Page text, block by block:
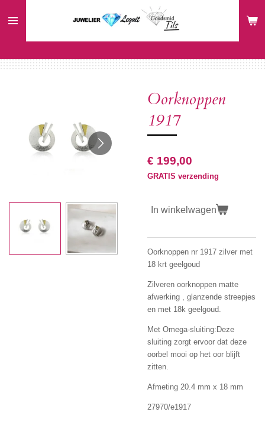
direct
hoofdinhoud
Oorknoppen
1917
€ 199,00
GRATIS verzending
In winkelwagen
Oorknoppen nr 1917 zilver met
18 krt geelgoud
Zilveren oorknoppen matte
afwerking , glanzende streepjes
en met 18k geelgoud.
Met Omega-sluiting:Deze
sluiting zorgt ervoor dat deze
oorbel mooi op het oor blijft
zitten.
Afmeting 20.4 mm x 18 mm
27970/e1917